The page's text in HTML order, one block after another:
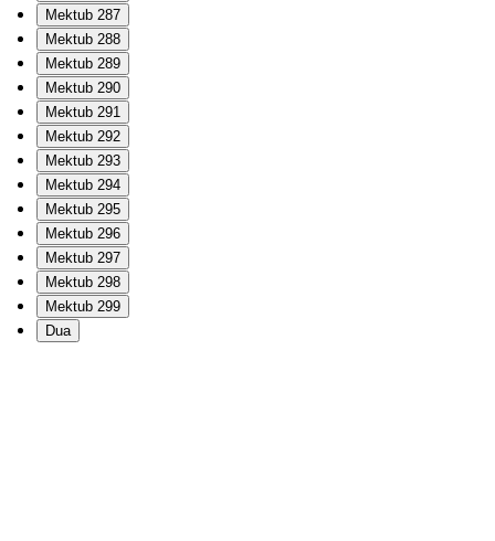
Mektub 287
Mektub 288
Mektub 289
Mektub 290
Mektub 291
Mektub 292
Mektub 293
Mektub 294
Mektub 295
Mektub 296
Mektub 297
Mektub 298
Mektub 299
Dua